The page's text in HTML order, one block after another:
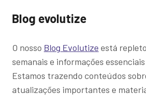
Blog evolutize
O nosso Blog Evolutize está
semanais e informações
Estamos trazendo conteúdos
atualizações importantes e